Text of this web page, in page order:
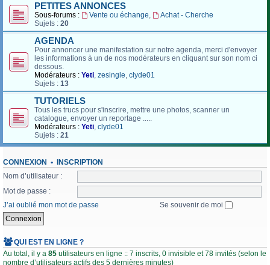
PETITES ANNONCES
Sous-forums : Vente ou échange,
Achat - Cherche
Sujets : 20
AGENDA
Pour annoncer une manifestation sur notre agenda, merci d'envoyer
les informations à un de nos modérateurs en cliquant sur son nom ci
dessous.
Modérateurs : Yeti, zesingle, clyde01
Sujets : 13
TUTORIELS
Tous les trucs pour s'inscrire, mettre une photos, scanner un
catalogue, envoyer un reportage .....
Modérateurs : Yeti, clyde01
Sujets : 21
CONNEXION • INSCRIPTION
Nom d’utilisateur :
Mot de passe :
J’ai oublié mon mot de passe
Se souvenir de moi
QUI EST EN LIGNE ?
Au total, il y a 85 utilisateurs en ligne :: 7 inscrits, 0 invisible et 78 invités (selon le
nombre d’utilisateurs actifs des 5 dernières minutes)